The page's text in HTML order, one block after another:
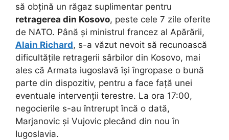
să obțină un răgaz suplimentar pentru
retragerea din Kosovo, peste cele 7 zile oferite
de NATO. Până și ministrul francez al Apărării,
Alain Richard, s-a văzut nevoit să recunoască
dificultățile retragerii sârbilor din Kosovo, mai
ales că Armata iugoslavă își îngropase o bună
parte din dispozitiv, pentru a face față unei
eventuale intervenții terestre. La ora 17:00,
negocierile s-au întrerupt încă o dată,
Marjanovic și Vujovic plecând din nou în
Iugoslavia.